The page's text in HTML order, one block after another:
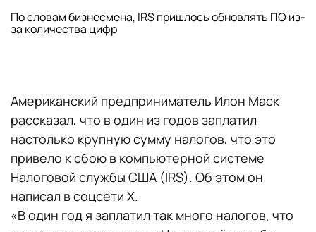
По словам бизнесмена, IRS пришлось обновлять ПО из-
за количества цифр
Американский предприниматель Илон Маск
рассказал, что в один из годов заплатил
настолько крупную сумму налогов, что это
привело к сбою в компьютерной системе
Налоговой службы США (IRS). Об этом он
написал в соцсети X.
«В один год я заплатил так много налогов, что